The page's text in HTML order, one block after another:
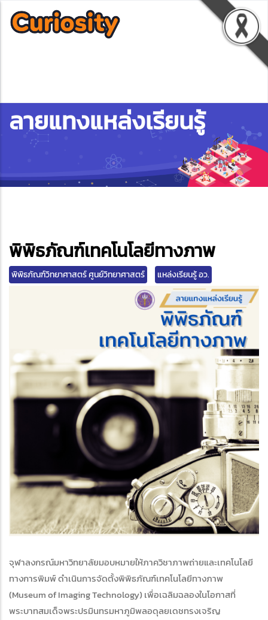
ลายแทงแหล่งเรียนรู้
พิพิธภัณฑ์เทคโนโลยีทางภาพ
พิพิธภัณฑ์วิทยาศาสตร์ ศูนย์วิทยาศาสตร์ แหล่งเรียนรู้ อว.
จุฬาลงกรณ์มหาวิทยาลัยมอบหมายให้ภาควิชาภาพถ่ายและเทคโนโลยี
ทางการพิมพ์ ดำเนินการจัดตั้งพิพิธภัณฑ์เทคโนโลยีทางภาพ
(Museum of Imaging Technology) เพื่อเฉลิมฉลองในโอกาสที่
พระบาทสมเด็จพระปรมินทรมหาภูมิพลอดุลยเดชทรงเจริญ